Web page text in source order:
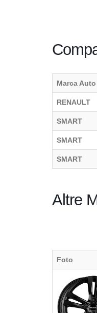
Marca Auto
RENAULT
SMART
SMART
SMART
Altre
Foto